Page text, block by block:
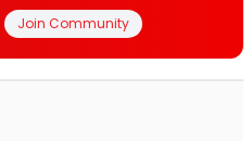
Join Community